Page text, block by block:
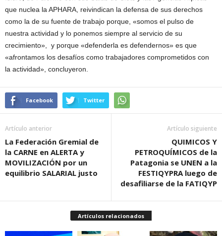
que nuclea la APHARA, reivindican la defensa de sus derechos
como la de su fuente de trabajo porque, «somos el pulso de
nuestra actividad y lo ponemos siempre al servicio de su
crecimiento», y porque «defenderla es defendernos» es que
«afrontamos los desafíos como trabajadores comprometidos con
la actividad», concluyeron.
Facebook Twitter
Artículo anterior
La Federación Gremial de
la CARNE en ALERTA y
MOVILIZACIÓN por un
equilibrio SALARIAL justo
Artículo siguiente
QUIMICOS Y
PETROQUÍMICOS de la
Patagonia se UNEN a la
FESTIQYPRA luego de
desafiliarse de la FATIQYP
Artículos relacionados